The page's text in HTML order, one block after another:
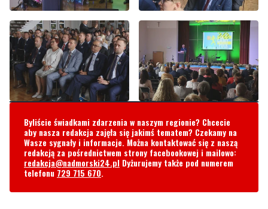
Byliście świadkami zdarzenia w naszym regionie? Chcecie
aby nasza redakcja zajęła się jakimś tematem? Czekamy na
Wasze sygnały i informacje. Można kontaktować się z naszą
redakcja@nadmorski24.plDyżurujemy także pod numerem
telefonu729 715 670.
Komentarze